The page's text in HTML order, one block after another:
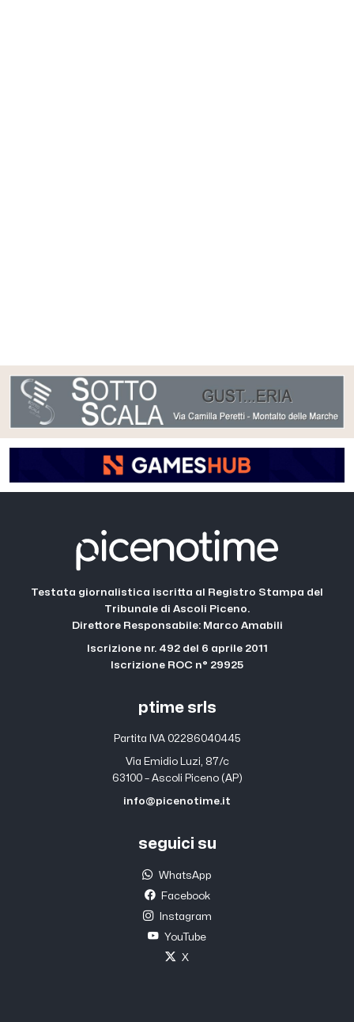
Testata giornalistica iscritta al Registro Stampa del
Tribunale di Ascoli Piceno.
Direttore Responsabile: Marco Amabili
Iscrizione nr. 492 del 6 aprile 2011
Iscrizione ROC n° 29925
ptime srls
Partita IVA 02286040445
Via Emidio Luzi, 87/c
63100 – Ascoli Piceno (AP)
info@picenotime.it
seguici su
WhatsApp
Facebook
Instagram
YouTube
X